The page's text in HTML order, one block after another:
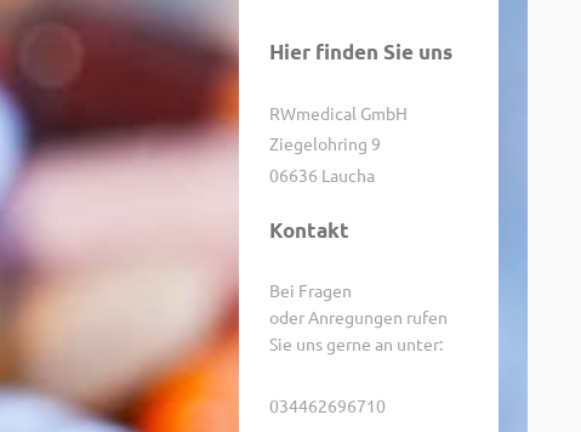
Hier finden Sie uns
RWmedical GmbH
Ziegelohring 9
06636 Laucha
Kontakt
Bei Fragen
oder Anregungen rufen
Sie uns gerne an unter:
034462696710